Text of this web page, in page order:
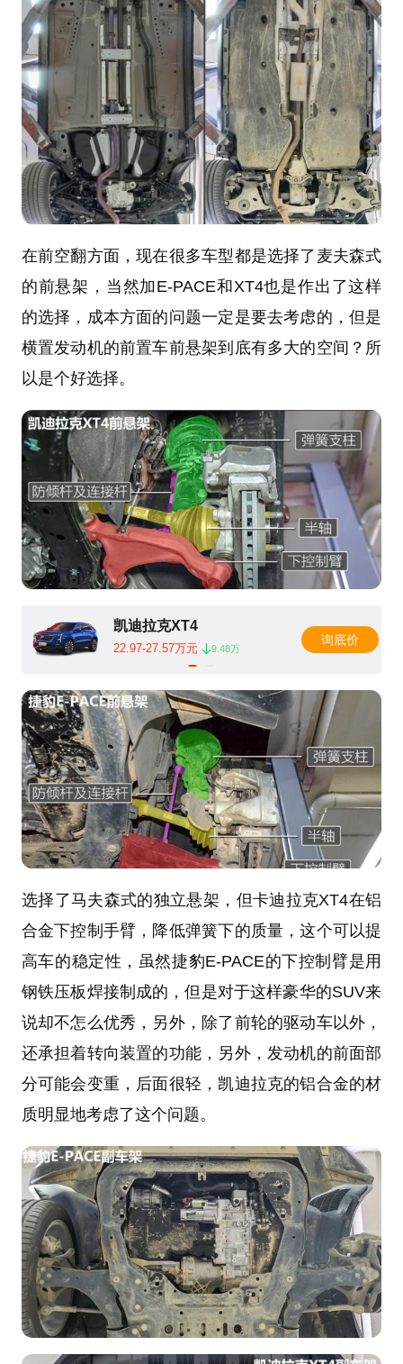
在前空翻方面，现在很多车型都是选择了麦夫森式
的前悬架，当然加E-PACE和XT4也是作出了这样
的选择，成本方面的问题一定是要去考虑的，但是
横置发动机的前置车前悬架到底有多大的空间？所
以是个好选择。
凯迪拉克XT4
22.97-27.57万元 9.48万
询底价
选择了马夫森式的独立悬架，但卡迪拉克XT4在铝
合金下控制手臂，降低弹簧下的质量，这个可以提
高车的稳定性，虽然捷豹E-PACE的下控制臂是用
钢铁压板焊接制成的，但是对于这样豪华的SUV来
说却不怎么优秀，另外，除了前轮的驱动车以外，
还承担着转向装置的功能，另外，发动机的前面部
分可能会变重，后面很轻，凯迪拉克的铝合金的材
质明显地考虑了这个问题。